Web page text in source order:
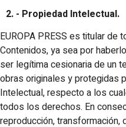
2. - Propiedad Intelectual.
EUROPA PRESS es titular
Contenidos, ya sea por
ser legítima cesionaria de un
obras originales y protegidas
Intelectual, respecto a los
todos los derechos. En
reproducción, transformación,